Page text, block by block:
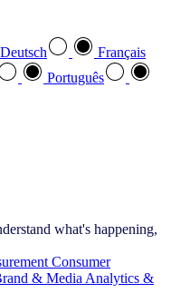
Deutsch
Français
Português
what's happening,
Consumer
& Media Analytics &